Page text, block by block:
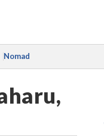
Nomad